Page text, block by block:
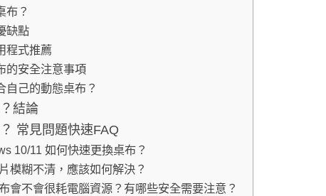
布？
缺點
程式推薦
的安全注意事項
自己的動態桌布？
結論
常見問題快速FAQ
10/11 如何快速更換桌布？
模糊不清，應該如何解決？
會不會很耗電腦資源？有哪些安全需要注意？